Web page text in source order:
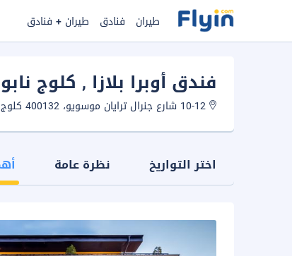
طيران فنادق طيران + فنادق
فندق أوبرا بلازا , كلوج
اختر التواريخ نظرة عامة